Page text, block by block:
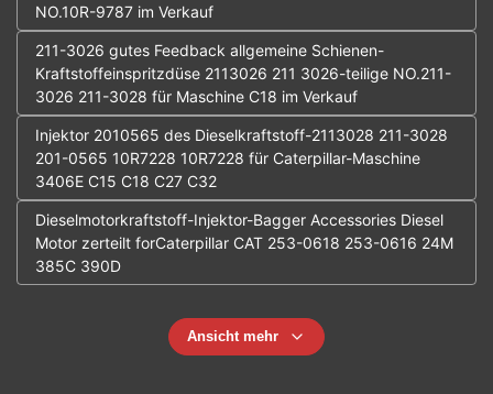
NO.10R-9787 im Verkauf
211-3026 gutes Feedback allgemeine Schienen-
Kraftstoffeinspritzdüse 2113026 211 3026-teilige NO.211-
3026 211-3028 für Maschine C18 im Verkauf
Injektor 2010565 des Dieselkraftstoff-2113028 211-3028
201-0565 10R7228 10R7228 für Caterpillar-Maschine
3406E C15 C18 C27 C32
Dieselmotorkraftstoff-Injektor-Bagger Accessories Diesel
Motor zerteilt forCaterpillar CAT 253-0618 253-0616 24M
385C 390D
Ansicht mehr